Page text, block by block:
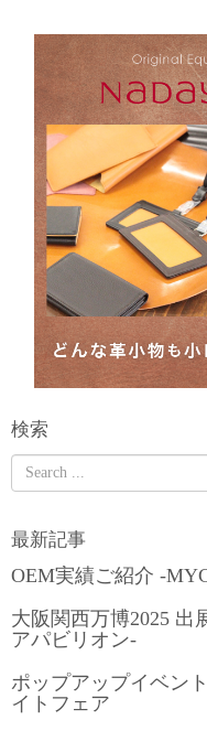
検索
最新記事
OEM実績ご紹介 -
大阪関西万博2025 出
アパビリオン-
ポップアップイベン
イトフェア